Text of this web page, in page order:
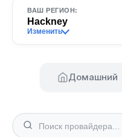
ВАШ РЕГИОН:
Hackney
Изменить
Домашний